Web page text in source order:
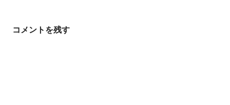
ビ
コメントを残す